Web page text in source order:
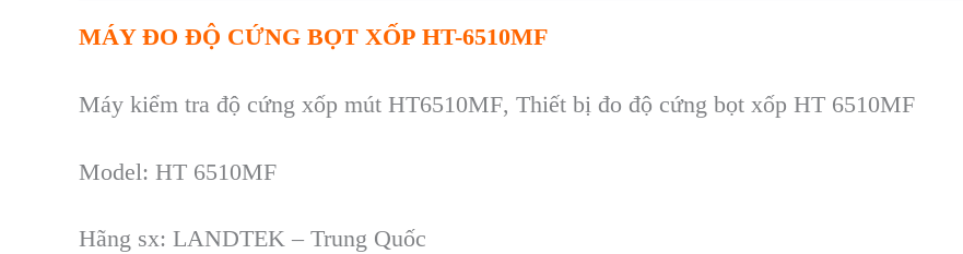
MÁY ĐO ĐỘ CỨNG BỌT XỐP HT-6510MF
Máy kiểm tra độ cứng xốp mút HT6510MF, Thiết bị đo độ cứng bọt xốp HT 6510MF
Model: HT 6510MF
Hãng sx: LANDTEK – Trung Quốc